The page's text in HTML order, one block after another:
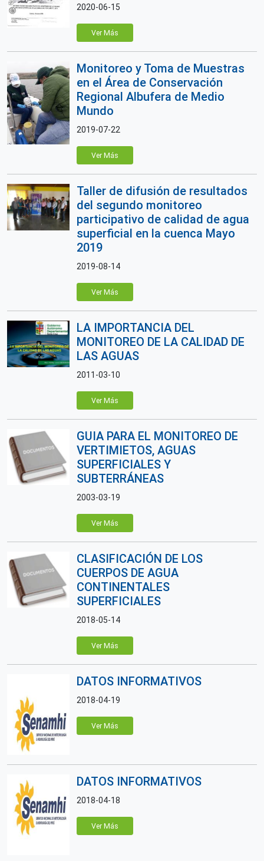
2020-06-15
Ver Más
Monitoreo y Toma de Muestras
en el Área de Conservación
Regional Albufera de Medio
Mundo
2019-07-22
Ver Más
Taller de difusión de resultados
del segundo monitoreo
participativo de calidad de agua
superficial en la cuenca Mayo
2019
2019-08-14
Ver Más
LA IMPORTANCIA DEL
MONITOREO DE LA CALIDAD DE
LAS AGUAS
2011-03-10
Ver Más
GUIA PARA EL MONITOREO DE
VERTIMIETOS, AGUAS
SUPERFICIALES Y
SUBTERRÁNEAS
2003-03-19
Ver Más
CLASIFICACIÓN DE LOS
CUERPOS DE AGUA
CONTINENTALES
SUPERFICIALES
2018-05-14
Ver Más
DATOS INFORMATIVOS
2018-04-19
Ver Más
DATOS INFORMATIVOS
2018-04-18
Ver Más